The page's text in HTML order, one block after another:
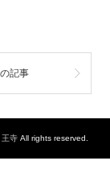
記事
王寺 All rights reserved.